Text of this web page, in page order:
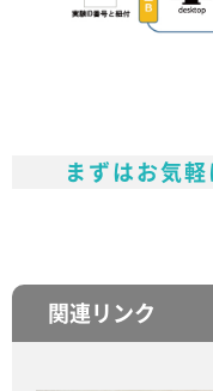
まずはお気
関連リンク